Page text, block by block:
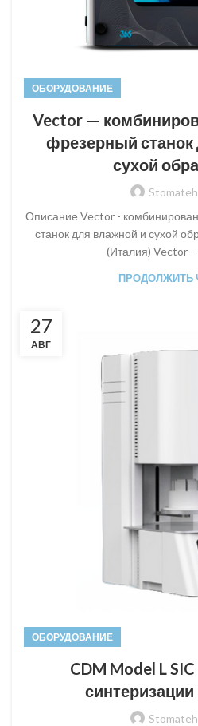
ОБОРУДОВАНИЕ
Vector —
фрезерный
сухой
Stomateh
Описание Vector -
станок для влажной и сухой
(Италия) Vector –
ПРОДОЛЖИТЬ
27
АВГ
ОБОРУДОВАНИЕ
CDM Model L
Stomateh